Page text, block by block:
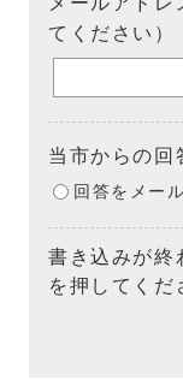
てください）
当市からの回
回答をメー
書き込みが終
を押してくだ